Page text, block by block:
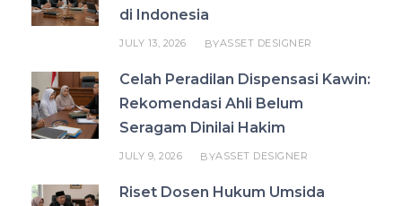
di Indonesia
JULY 13, 2026 BYASSET DESIGNER
Celah Peradilan Dispensasi Kawin:
Rekomendasi Ahli Belum
Seragam Dinilai Hakim
JULY 9, 2026 BYASSET DESIGNER
Riset Dosen Hukum Umsida